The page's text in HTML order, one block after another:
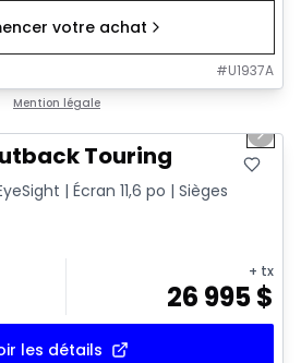
votre achat
#U1937A
Mention légale
Next
Touring
| Écran 11,6 po | Sièges
+ tx
26 995$
les détails